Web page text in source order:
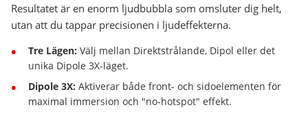
Resultatet är en enorm ljudbubbla som omsluter dig helt,
utan att du tappar precisionen i ljudeffekterna.
Tre Lägen: Välj mellan Direktstrålande, Dipol eller det
unika Dipole 3X-läget.
Dipole 3X: Aktiverar både front- och sidoelementen för
maximal immersion och "no-hotspot" effekt.